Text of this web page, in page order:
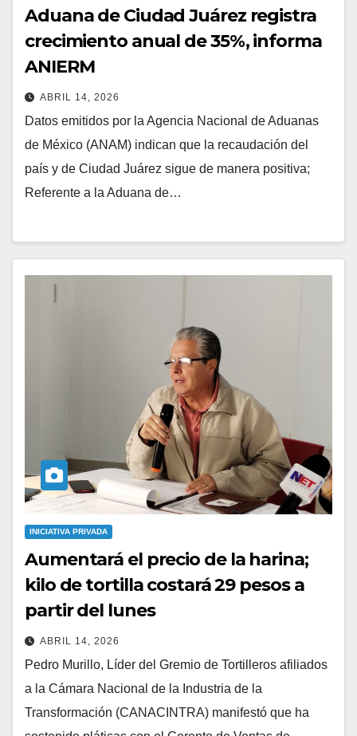
Aduana de Ciudad Juárez registra
crecimiento anual de 35%, informa
ANIERM
ABRIL 14, 2026
Datos emitidos por la Agencia Nacional de Aduanas
de México (ANAM) indican que la recaudación del
país y de Ciudad Juárez sigue de manera positiva;
Referente a la Aduana de…
INICIATIVA PRIVADA
Aumentará el precio de la harina;
kilo de tortilla costará 29 pesos a
partir del lunes
ABRIL 14, 2026
Pedro Murillo, Líder del Gremio de Tortilleros afiliados
a la Cámara Nacional de la Industria de la
Transformación (CANACINTRA) manifestó que ha